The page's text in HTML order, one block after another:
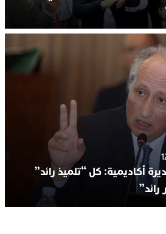
أكاديمية: كل “تلميذ رائد”